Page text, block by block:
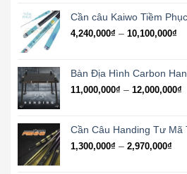
Cần câu Kaiwo Tiềm
4,240,000₫ – 10,100,000₫
Bàn Địa Hình Carbon
11,000,000₫ – 12,000,000₫
Cần Câu Handing Tư Mã
1,300,000₫ – 2,970,000₫